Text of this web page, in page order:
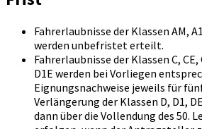
Fahrerlaubnisse der Klassen AM,
werden unbefristet erteilt.
Fahrerlaubnisse der Klassen C, CE,
D1E werden bei Vorliegen
Eignungsnachweise jeweils für
Verlängerung der Klassen D, D1,
dann über die Vollendung des 50.